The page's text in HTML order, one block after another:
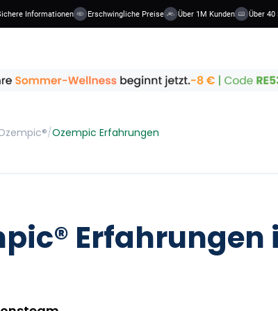
Informationen Erschwingliche Preise Über 1M Kunden Über 40
/Ozempic Erfahrungen
Erfahrungen